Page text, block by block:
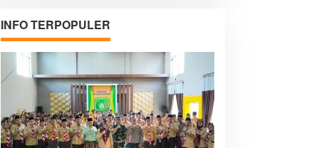
INFO TERPOPULER